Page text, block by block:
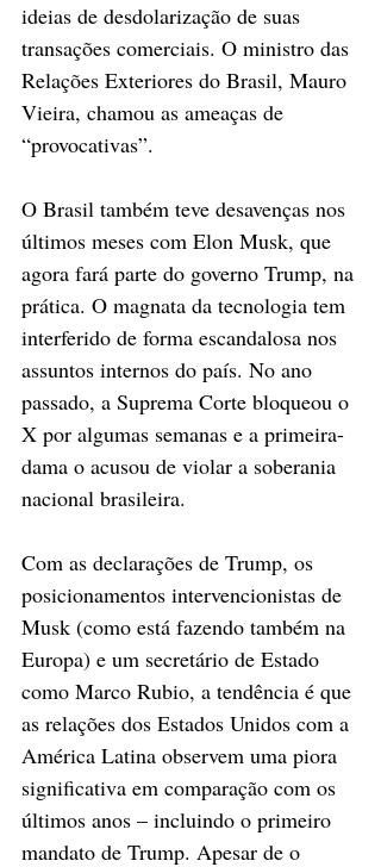
ideias de desdolarização de suas
transações comerciais. O ministro das
Relações Exteriores do Brasil, Mauro
Vieira, chamou as ameaças de
“provocativas”.
O Brasil também teve desavenças nos
últimos meses com Elon Musk, que
agora fará parte do governo Trump, na
prática. O magnata da tecnologia tem
interferido de forma escandalosa nos
assuntos internos do país. No ano
passado, a Suprema Corte bloqueou o
X por algumas semanas e a primeira-
dama o acusou de violar a soberania
nacional brasileira.
Com as declarações de Trump, os
posicionamentos intervencionistas de
Musk (como está fazendo também na
Europa) e um secretário de Estado
como Marco Rubio, a tendência é que
as relações dos Estados Unidos com a
América Latina observem uma piora
significativa em comparação com os
últimos anos – incluindo o primeiro
mandato de Trump. Apesar de o